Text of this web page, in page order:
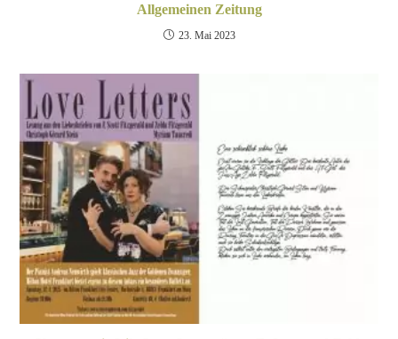
Allgemeinen Zeitung
23. Mai 2023